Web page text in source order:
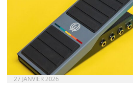
27 JANVIER 2026